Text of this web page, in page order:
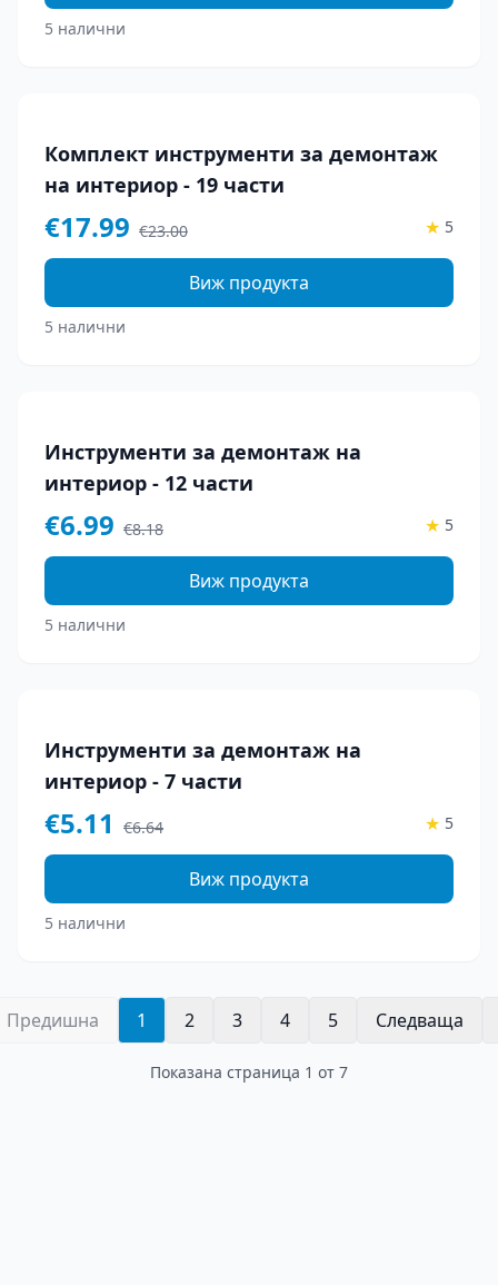
5 налични
Комплект инструменти за демонтаж
на интериор - 19 части
€17.99 €23.00 ★ 5
Виж продукта
5 налични
Инструменти за демонтаж на
интериор - 12 части
€6.99 €8.18 ★ 5
Виж продукта
5 налични
Инструменти за демонтаж на
интериор - 7 части
€5.11 €6.64 ★ 5
Виж продукта
5 налични
Предишна 1 2 3 4 5 Следваща
Показана страница 1 от 7